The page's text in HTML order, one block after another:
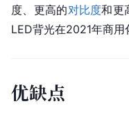
度、更高的对比度和更
LED背光在2021年商
优缺点